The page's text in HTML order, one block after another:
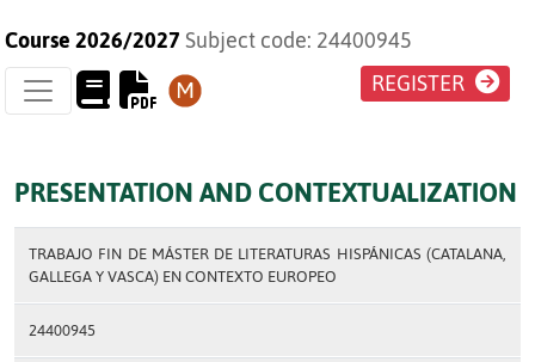
Course 2026/2027 Subject code: 24400945
REGISTER
PRESENTATION AND CONTEXTUALIZATION
TRABAJO FIN DE MÁSTER DE LITERATURAS HISPÁNICAS (CATALANA,
GALLEGA Y VASCA) EN CONTEXTO EUROPEO
24400945